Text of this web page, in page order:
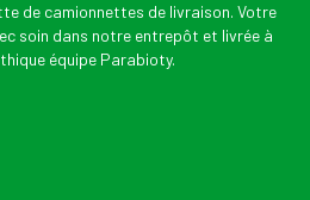
de camionnettes de livraison. Votre
soin dans notre entrepôt et livrée à
équipe Parabioty.